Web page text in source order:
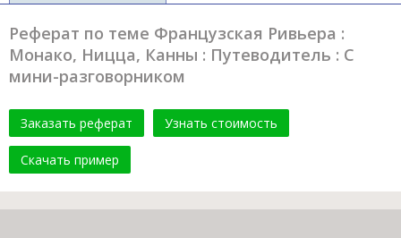
Реферат по теме Французская Ривьера :
Монако, Ницца, Канны : Путеводитель : С
мини-разговорником
Заказать реферат Узнать стоимость
Скачать пример